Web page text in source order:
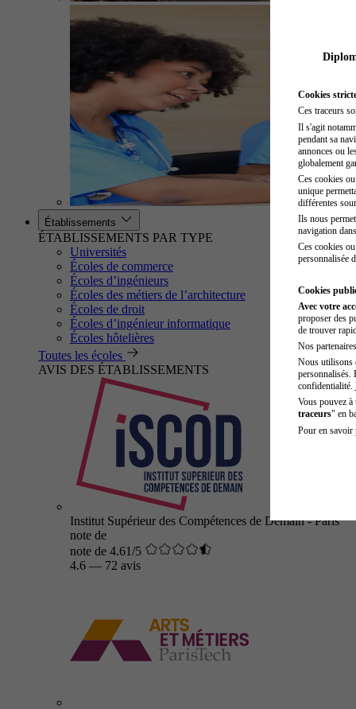
Établissements
ÉTABLISSEMENTS PAR TYPE
Universités
Écoles de commerce
Écoles d’ingénieurs
Écoles des métiers de l’architecture
Écoles de droit
Écoles d’ingénieur informatique
Écoles hôtelières
Toutes les écoles
AVIS DES ÉTABLISSEMENTS
Institut Supérieur des Compétences de Demain - Paris
note de
note de 4.61/5
4.6 — 72 avis
Cookies
Ces traceurs
Il s'agit
pendant sa
annonces ou
globalement
Ces cookies
unique
différentes
Ils nous
navigation
Ces cookies
personnalisée
Cookies
Avec votre
proposer des
de trouver
Nos
Nous utilisons
personnalisés.
confidentialité.
Vous pouvez
traceurs" en
Pour en